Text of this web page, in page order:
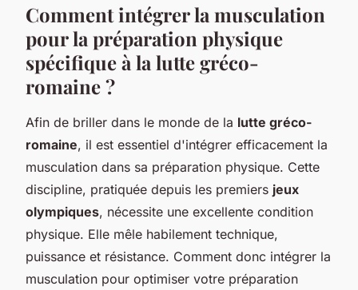
Comment intégrer la musculation
pour la préparation physique
spécifique à la lutte gréco-
romaine ?
Afin de briller dans le monde de la lutte gréco-
romaine, il est essentiel d'intégrer efficacement la
musculation dans sa préparation physique. Cette
discipline, pratiquée depuis les premiers jeux
olympiques, nécessite une excellente condition
physique. Elle mêle habilement technique,
puissance et résistance. Comment donc intégrer la
musculation pour optimiser votre préparation